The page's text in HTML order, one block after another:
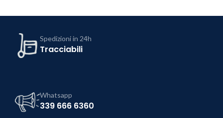
Spedizioni in 24h
Tracciabili
Whatsapp
339 666 6360